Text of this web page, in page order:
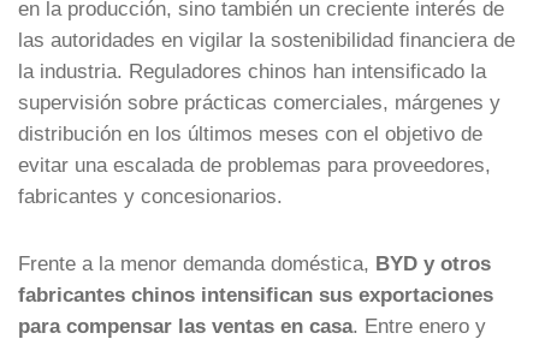
en la producción, sino también un creciente interés de
las autoridades en vigilar la sostenibilidad financiera de
la industria. Reguladores chinos han intensificado la
supervisión sobre prácticas comerciales, márgenes y
distribución en los últimos meses con el objetivo de
evitar una escalada de problemas para proveedores,
fabricantes y concesionarios.
Frente a la menor demanda doméstica, BYD y otros
fabricantes chinos intensifican sus exportaciones
para compensar las ventas en casa. Entre enero y